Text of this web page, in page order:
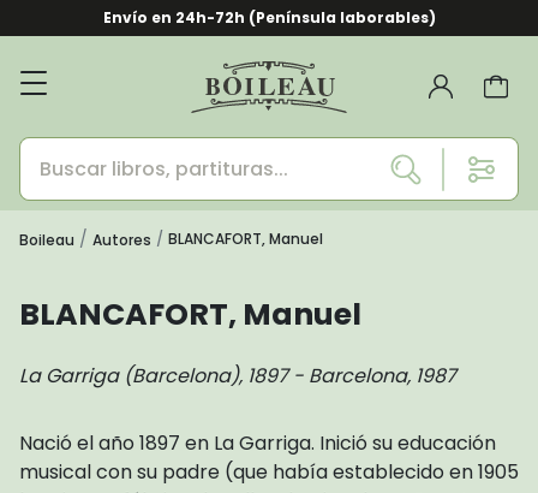
Envío en 24h-72h (Península laborables)
Boileau Autores BLANCAFORT, Manuel
BLANCAFORT, Manuel
La Garriga (Barcelona), 1897 - Barcelona, 1987
Nació el año 1897 en La Garriga. Inició su educación
musical con su padre (que había establecido en 1905